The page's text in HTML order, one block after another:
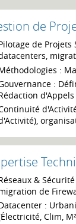
de
de
:
:
&
de
:
Clim,